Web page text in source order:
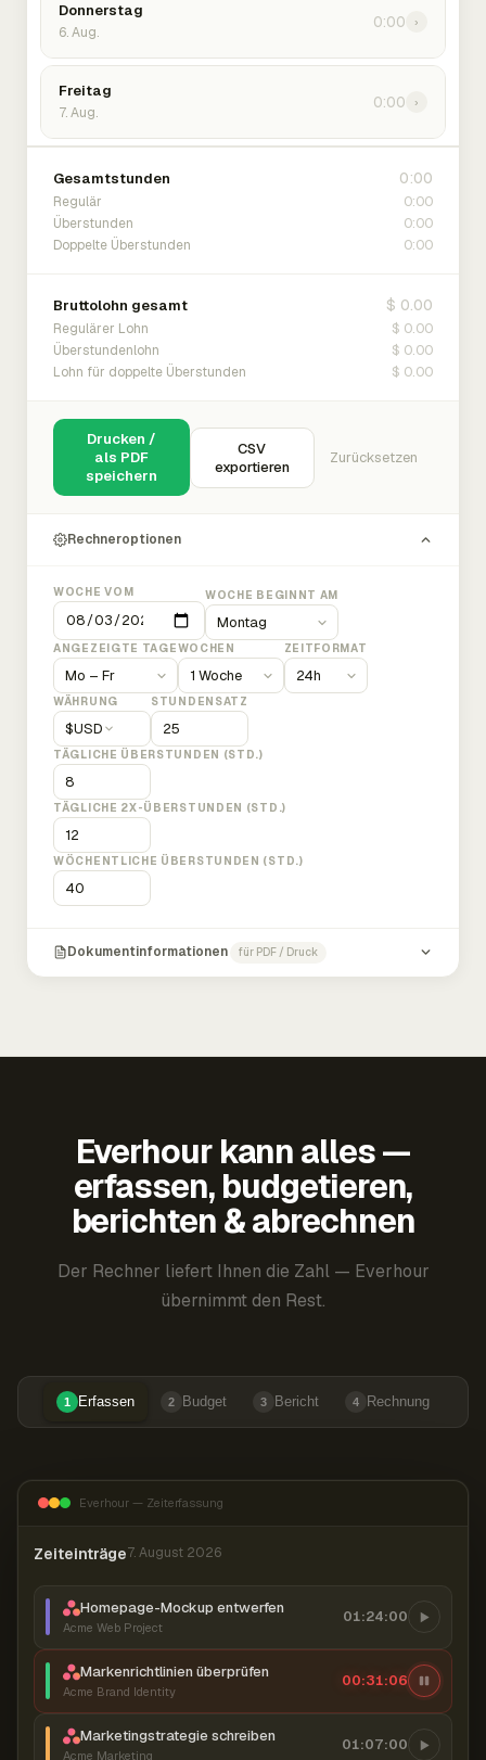
Donnerstag
6. Aug.
0:00 ›
Freitag
7. Aug.
0:00 ›
Gesamtstunden 0:00
Regulär 0:00
Überstunden 0:00
Doppelte Überstunden 0:00
Bruttolohn gesamt $ 0.00
Regulärer Lohn $ 0.00
Überstundenlohn $ 0.00
Lohn für doppelte Überstunden $ 0.00
Drucken /
als PDF
speichern
CSV
exportieren
Zurücksetzen
Rechneroptionen
WOCHE VOM WOCHE BEGINNT AM
ANGEZEIGTE TAGEWOCHEN ZEITFORMAT
WÄHRUNG
$USD
STUNDENSATZ
TÄGLICHE ÜBERSTUNDEN (STD.)
TÄGLICHE 2X-ÜBERSTUNDEN (STD.)
WÖCHENTLICHE ÜBERSTUNDEN (STD.)
Dokumentinformationen für PDF / Druck
Everhour kann alles —
erfassen, budgetieren,
berichten & abrechnen
Der Rechner liefert Ihnen die Zahl — Everhour
übernimmt den Rest.
1 Erfassen 2 Budget 3 Bericht 4 Rechnung
Everhour — Zeiterfassung
Zeiteinträge7. August 2026
Homepage-Mockup entwerfen
Acme Web Project
01:24:00
Markenrichtlinien überprüfen
Acme Brand Identity
00:31:07
Marketingstrategie schreiben
Acme Marketing
01:07:00